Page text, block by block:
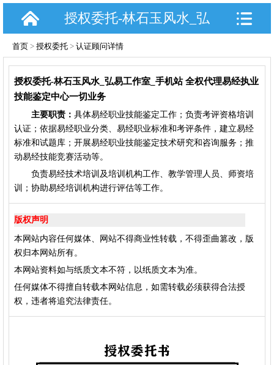
授权委托-林石玉风水_弘
易工作室_手机站 全权代
理执业技能鉴定业务
首页 > 授权委托 > 认证顾问详情
授权委托-林石玉风水_弘易工作室_手机站 全权代理易经执业
技能鉴定中心一切业务
主要职责： 具体易经职业技能鉴定工作；负责考评资格培训
认证；依据易经职业分类、易经职业标准和考评条件，建立易经
标准和试题库；开展易经职业技能鉴定技术研究和咨询服务；推
动易经技能竞赛活动等。
负责易经技术培训及培训机构工作、教学管理人员、师资培
训；协助易经培训机构进行评估等工作。
版权声明
本网站内容任何媒体、网站不得商业性转载，不得歪曲篡改，版
权归本网站所有。
本网站资料如与纸质文本不符，以纸质文本为准。
任何媒体不得擅自转载本网站信息，如需转载必须获得合法授
权，违者将追究法律责任。